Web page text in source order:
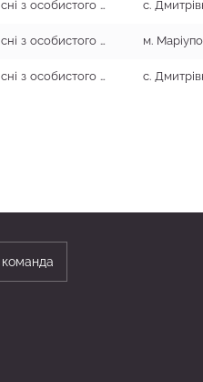
Пісні з особистого та родинного життя
Пісні з особистого та родинного життя м.
Пісні з особистого та родинного життя